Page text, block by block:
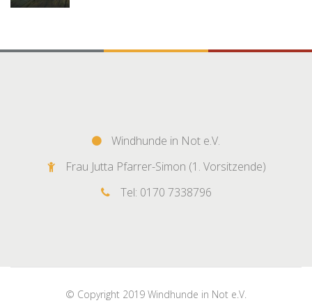
Windhunde in Not e.V.
Frau Jutta Pfarrer-Simon (1. Vorsitzende)
Tel: 0170 7338796
© Copyright 2019 Windhunde in Not e.V.